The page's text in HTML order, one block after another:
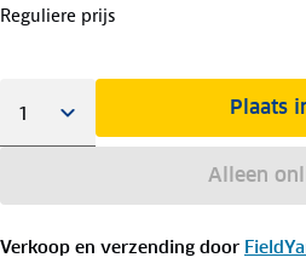
Reguliere prijs
Plaats
Alleen
Verkoop en verzending door